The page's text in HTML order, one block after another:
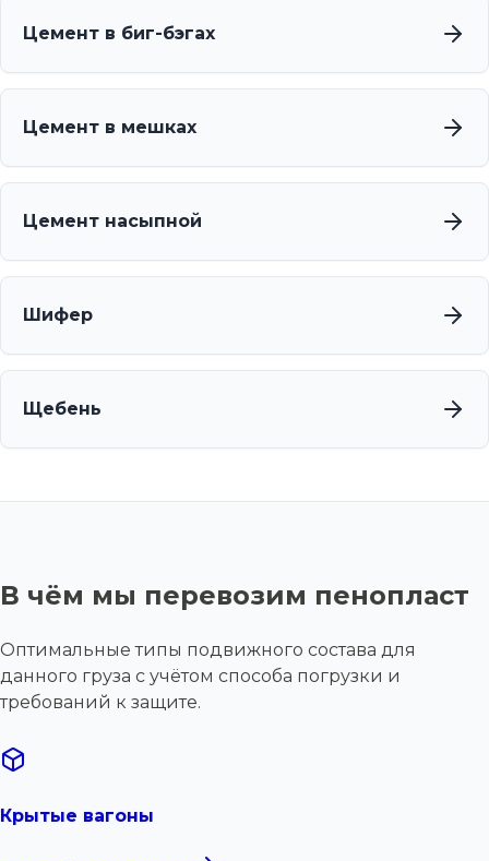
Цемент в биг-бэгах
Цемент в мешках
Цемент насыпной
Шифер
Щебень
В чём мы перевозим пенопласт
Оптимальные типы подвижного состава для
данного груза с учётом способа погрузки и
требований к защите.
Крытые вагоны